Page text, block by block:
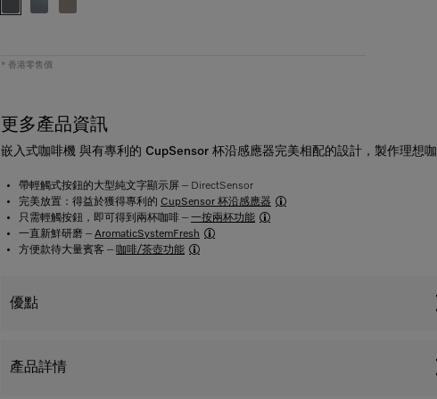
* 香港零售價
更多產品資訊
嵌入式咖啡機 與有專利的 CupSensor 杯沿感應器完美相配的設計，製作理想
帶輕觸式按鈕的大型純文字顯示屏 – DirectSensor
完美放置：得益於獲得專利的 CupSensor 杯沿感應器
只需輕觸按鈕，即可得到兩杯咖啡 – 一按兩杯功能
一直新鮮研磨 – AromaticSystemFresh
方便款待大量賓客 – 咖啡/茶壺功能
優點
產品詳情